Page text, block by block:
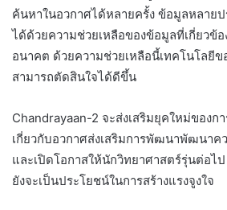
ค้นหาในอวกาศได้หลายครั้ง ข้อมูลหลายป
ได้ด้วยความช่วยเหลือของข้อมูลที่เกี่ยวข้
อนาคต ด้วยความช่วยเหลือนี้เทคโนโลยีข
สามารถตัดสินใจได้ดีขึ้น
Chandrayaan-2 จะส่งเสริมยุคใหม่ของก
เกี่ยวกับอวกาศส่งเสริมการพัฒนาพัฒนาค
และเปิดโอกาสให้นักวิทยาศาสตร์รุ่นต่อไ
ยังจะเป็นประโยชน์ในการสร้างแรงจูงใจ